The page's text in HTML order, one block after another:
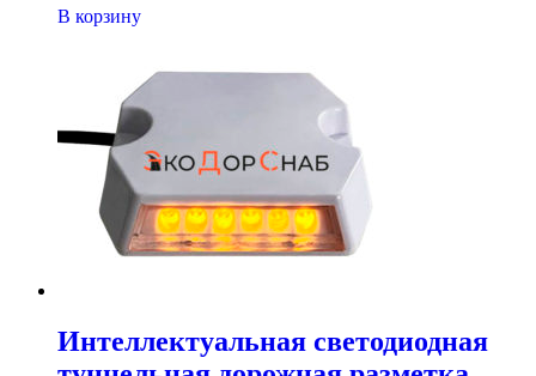
В корзину
Интеллектуальная светодиодная